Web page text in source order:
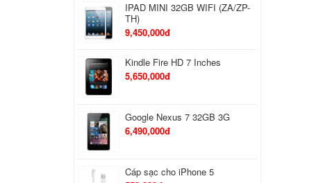
IPAD MINI 32GB WIFI (ZA/ZP-
TH)
9,450,000đ
Kindle Fire HD 7 Inches
5,650,000đ
Google Nexus 7 32GB 3G
6,490,000đ
Cáp sạc cho iPhone 5